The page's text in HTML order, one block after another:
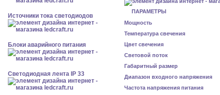
Источники тока светодиодов
Блоки аварийного питания
Светодиодная лента IP 33
ПАРАМЕТРЫ
Мощность
Температура свечения
Цвет свечения
Световой поток
Габаритный размер
Диапазон входного напряжения
Частота напряжения питания